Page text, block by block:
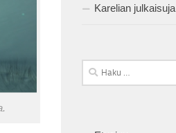
Karelian julkaisuja
Haku: